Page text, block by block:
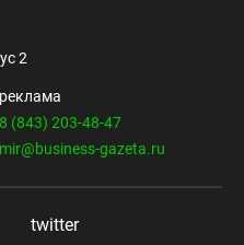
2
реклама
8 (843) 203-48-47
mir@business-gazeta.ru
twitter